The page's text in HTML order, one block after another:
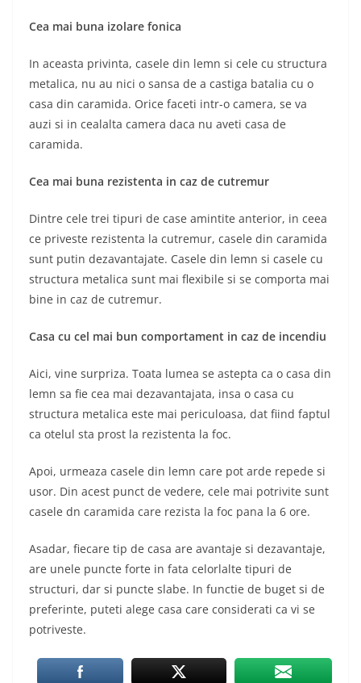
Cea mai buna izolare fonica
In aceasta privinta, casele din lemn si cele cu structura
metalica, nu au nici o sansa de a castiga batalia cu o
casa din caramida. Orice faceti intr-o camera, se va
auzi si in cealalta camera daca nu aveti casa de
caramida.
Cea mai buna rezistenta in caz de cutremur
Dintre cele trei tipuri de case amintite anterior, in ceea
ce priveste rezistenta la cutremur, casele din caramida
sunt putin dezavantajate. Casele din lemn si casele cu
structura metalica sunt mai flexibile si se comporta mai
bine in caz de cutremur.
Casa cu cel mai bun comportament in caz de incendiu
Aici, vine surpriza. Toata lumea se astepta ca o casa din
lemn sa fie cea mai dezavantajata, insa o casa cu
structura metalica este mai periculoasa, dat fiind faptul
ca otelul sta prost la rezistenta la foc.
Apoi, urmeaza casele din lemn care pot arde repede si
usor. Din acest punct de vedere, cele mai potrivite sunt
casele dn caramida care rezista la foc pana la 6 ore.
Asadar, fiecare tip de casa are avantaje si dezavantaje,
are unele puncte forte in fata celorlalte tipuri de
structuri, dar si puncte slabe. In functie de buget si de
preferinte, puteti alege casa care considerati ca vi se
potriveste.